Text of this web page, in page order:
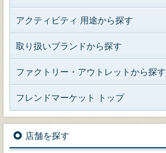
アクティビティ 用途から探す
取り扱いブランドから探す
ファクトリー・アウトレットから探す
フレンドマーケット トップ
店舗を探す